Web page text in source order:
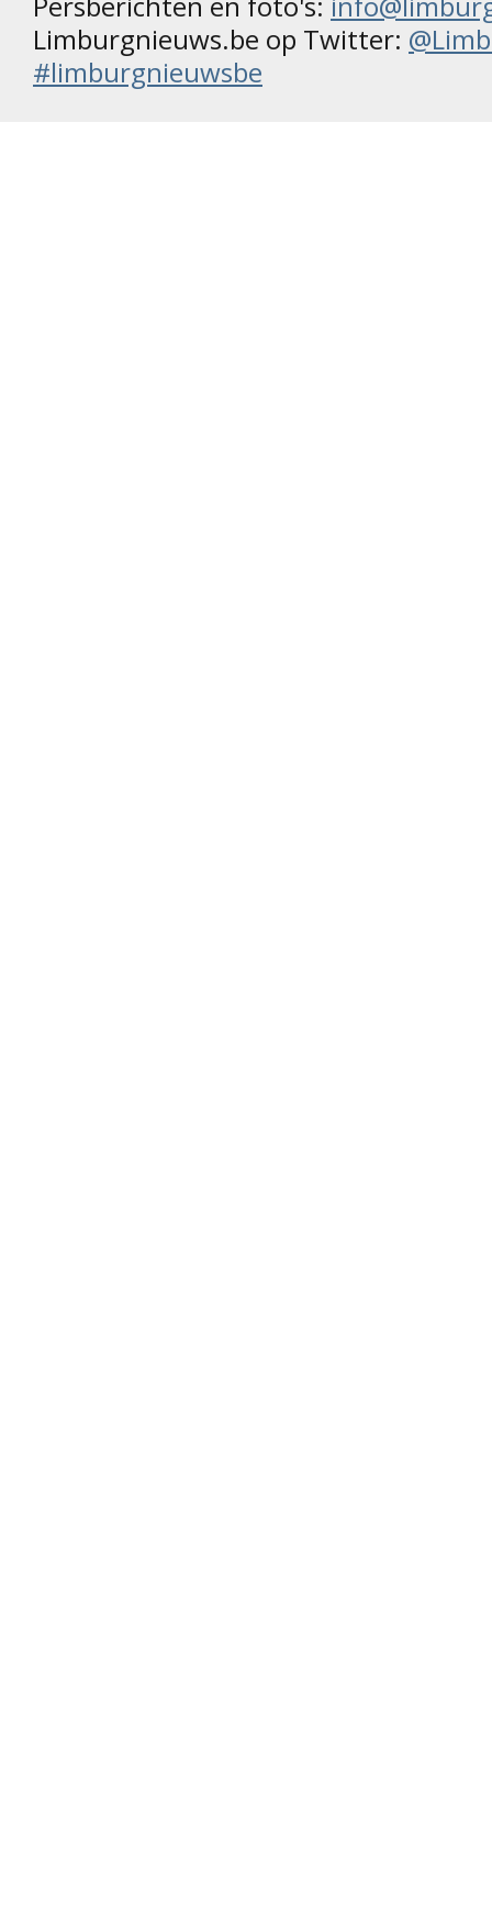
Limburgnieuws.be op Twitter:
#limburgnieuwsbe